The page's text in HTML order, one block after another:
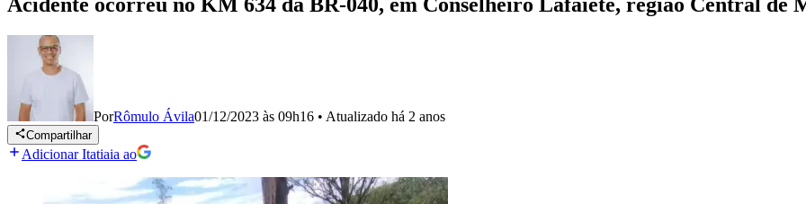
PorRômulo Ávila01/12/2023 às 09h16 • Atualizado há 2 anos
Compartilhar
Adicionar Itatiaia ao